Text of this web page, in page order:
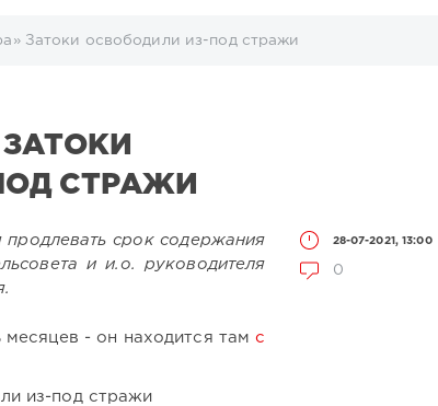
Затоки освободили из-под стражи
СТРАЖИ
28-07-2021, 13:00
0
продлевать срок содержания
и и.о. руководителя
- он находится там с